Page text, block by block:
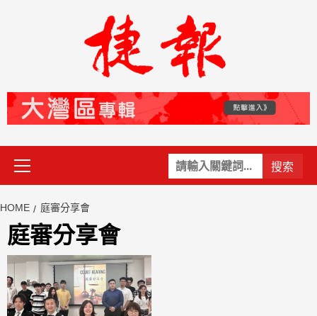
關
鍵
Primary
Menu
HOME 庭審分享會
庭審分享會